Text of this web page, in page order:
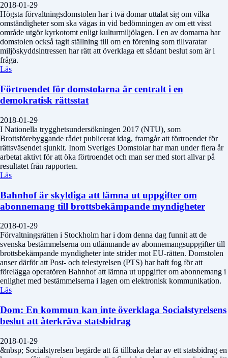
2018-01-29
Högsta förvaltningsdomstolen har i två domar uttalat sig om vilka
omständigheter som ska vägas in vid bedömningen av om ett visst
område utgör kyrkotomt enligt kulturmiljölagen. I en av domarna har
domstolen också tagit ställning till om en förening som tillvaratar
miljöskyddsintressen har rätt att överklaga ett sådant beslut som är i
fråga.
Läs
Förtroendet för domstolarna är centralt i en
demokratisk rättsstat
2018-01-29
I Nationella trygghetsundersökningen 2017 (NTU), som
Brottsförebyggande rådet publicerat idag, framgår att förtroendet för
rättsväsendet sjunkit. Inom Sveriges Domstolar har man under flera år
arbetat aktivt för att öka förtroendet och man ser med stort allvar på
resultatet från rapporten.
Läs
Bahnhof är skyldiga att lämna ut uppgifter om
abonnemang till brottsbekämpande myndigheter
2018-01-29
Förvaltningsrätten i Stockholm har i dom denna dag funnit att de
svenska bestämmelserna om utlämnande av abonnemangsuppgifter till
brottsbekämpande myndigheter inte strider mot EU-rätten. Domstolen
anser därför att Post- och telestyrelsen (PTS) har haft fog för att
förelägga operatören Bahnhof att lämna ut uppgifter om abonnemang i
enlighet med bestämmelserna i lagen om elektronisk kommunikation.
Läs
Dom: En kommun kan inte överklaga Socialstyrelsens
beslut att återkräva statsbidrag
2018-01-29
&nbsp; Socialstyrelsen begärde att få tillbaka delar av ett statsbidrag en